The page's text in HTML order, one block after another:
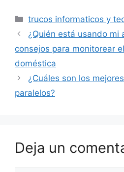
Categorías
trucos informaticos y
¿Quién está usando mi
consejos para monitorear
doméstica
¿Cuáles son los
paralelos?
Deja un